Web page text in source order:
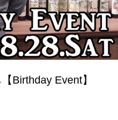
Birthday Event】